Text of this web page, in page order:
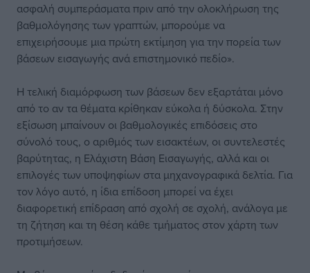
ασφαλή συμπεράσματα πριν από την ολοκλήρωση της
βαθμολόγησης των γραπτών, μπορούμε να
επιχειρήσουμε μια πρώτη εκτίμηση για την πορεία των
βάσεων εισαγωγής ανά επιστημονικό πεδίο».
Η τελική διαμόρφωση των βάσεων δεν εξαρτάται μόνο
από το αν τα θέματα κρίθηκαν εύκολα ή δύσκολα. Στην
εξίσωση μπαίνουν οι βαθμολογικές επιδόσεις στο
σύνολό τους, ο αριθμός των εισακτέων, οι συντελεστές
βαρύτητας, η Ελάχιστη Βάση Εισαγωγής, αλλά και οι
επιλογές των υποψηφίων στα μηχανογραφικά δελτία. Για
τον λόγο αυτό, η ίδια επίδοση μπορεί να έχει
διαφορετική επίδραση από σχολή σε σχολή, ανάλογα με
τη ζήτηση και τη θέση κάθε τμήματος στον χάρτη των
προτιμήσεων.